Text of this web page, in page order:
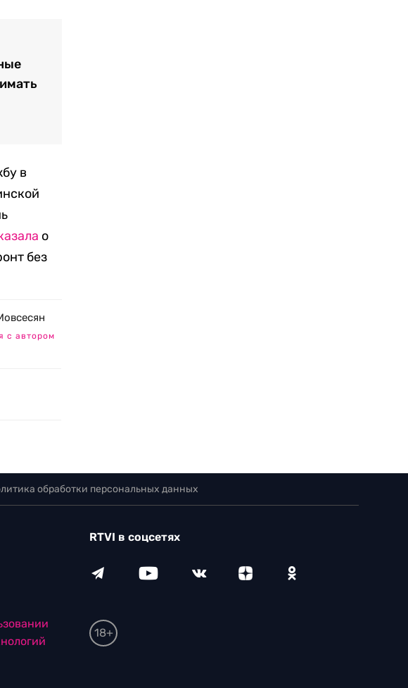
в
о
без
с автором
обработки персональных данных
RTVI в соцсетях
18+